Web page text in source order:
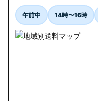
GR フィット
GP5/6 GK3〜6 フィット
午前中 14時〜16時